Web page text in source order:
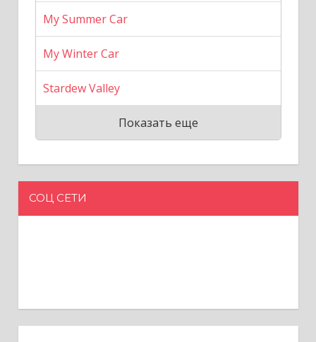
My Summer Car
My Winter Car
Stardew Valley
Показать еще
СОЦ СЕТИ